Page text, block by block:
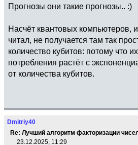
Прогнозы они такие прогнозы.. :)
Насчёт квантовых компьютеров,
читал, не получается там так
количество кубитов: потому что
потребления растёт с
от количества кубитов.
Dmitriy40
Re: Лучший алгоритм факторизации
23.12.2025, 11:29